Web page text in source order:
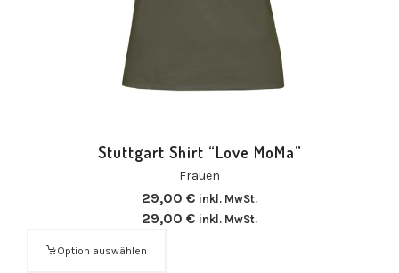
Stuttgart Shirt “Love MoMa”
Frauen
29,00 € inkl. MwSt.
29,00 € inkl. MwSt.
Option auswählen